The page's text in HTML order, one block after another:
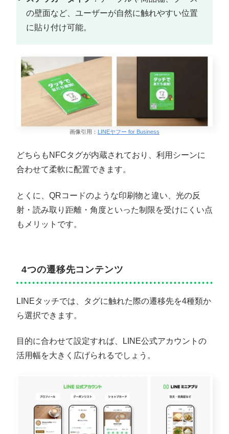
の壁面など、ユーザーが自然に触れやすい位置
に貼り付け可能。
画像引用： LINEヤフー for Business
どちらもNFCタグが内蔵されており、利用シーンに
合わせて柔軟に配置できます。
とくに、QRコードのような印刷物と違い、光の反
射・読み取り距離・角度といった制限を受けにくい点
もメリットです。
4つの遷移先コンテンツ
LINEタッチでは、タグに触れた際の遷移先を4種類か
ら選択できます。
目的に合わせて設定すれば、LINE公式アカウントの
活用幅を大きく広げられるでしょう。